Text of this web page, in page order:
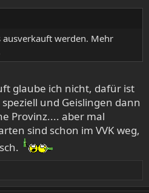
DOOM METAL!
lange ersehnt, an einem
schwäbischen Dooms!
zu Recht als DIE Doom
Gegründet im
von Gerrit P. Mutz
Ziel der Band, Ihren Göttern
und dem Doom Metal im
Jahre 1992 stieg mit Joachim
endlich ein fester Gitarrist ein,
von nun an ausschließlich
werden. Mehr
glaube ich nicht, dafür ist
und Geislingen dann
Provinz.... aber mal
sind schon im VVK weg,